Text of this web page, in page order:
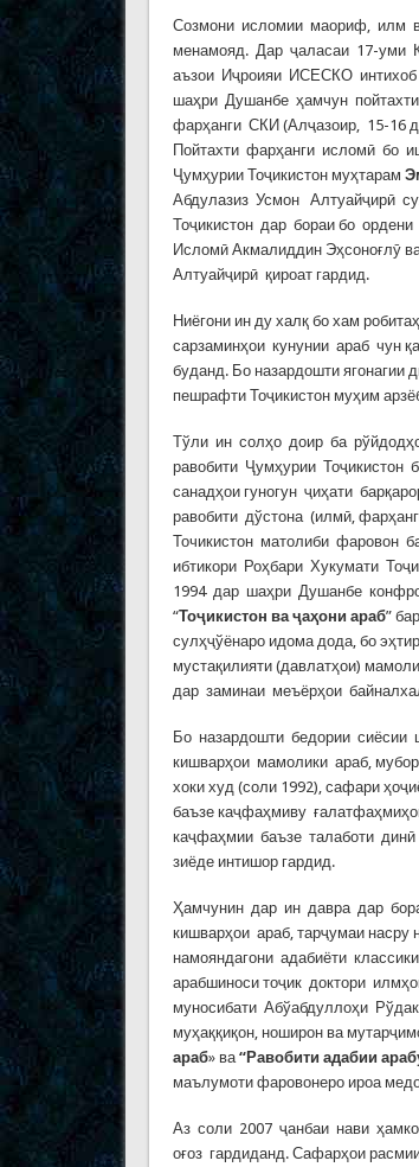
Созмони исломии маориф, илм
менамояд. Дар ҷаласаи 17-уми
аъзои Иҷроияи ИСЕСКО интихоб
шаҳри Душанбе ҳамчун
фарҳанги СКИ (Алҷазоир, 15-16
Пойтахти фарҳанги исломӣ бо
Ҷумҳурии Тоҷикистон муҳтарам
Абдулазиз Усмон Алтуайҷирӣ
Тоҷикистон дар бораи бо
Исломӣ Акмалиддин Эҳсоноғлӯ
Алтуайҷирӣ қироат гардид.
Ниёгони ин ду халқ бо хам
сарзаминҳои кунунии араб чун
буданд. Бо назардошти ягонагии
пешрафти Тоҷикистон муҳим
Тўли ин солҳо доир ба
равобити Ҷумҳурии Тоҷикистон
санадҳои гуногун ҷиҳати
равобити дўстона (илмӣ,
Точикистон матолиби фаровон
ибтикори Роҳбари Хукумати
1994 дар шаҳри Душанбе
“Тоҷикистон ва ҷаҳони араб”
сулҳҷўёнаро идома дода, бо
мустақилияти (давлатҳои)
дар заминаи меъёрҳои
Бо назардошти бедории сиёсии
кишварҳои мамолики араб,
хоки худ (соли 1992), сафари
баъзе каҷфаҳмиву
каҷфаҳмии баъзе талаботи динӣ
зиёде интишор гардид.
Ҳамчунин дар ин давра дар
кишварҳои араб, тарҷумаи насру
намояндагони адабиёти
арабшиноси тоҷик доктори
муносибати Абўабдуллоҳи
муҳаққиқон, ноширон ва
араб» ва “Равобити адабии
маълумоти фаровонеро ироа
Аз соли 2007 ҷанбаи нави
оғоз гардиданд. Сафарҳои